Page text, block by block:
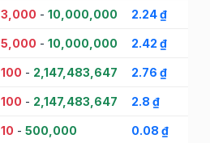
3,000 - 10,000,000 2.24 ₫
5,000 - 10,000,000 2.42 ₫
100 - 2,147,483,647 2.76 ₫
100 - 2,147,483,647 2.8 ₫
10 - 500,000 0.08 ₫